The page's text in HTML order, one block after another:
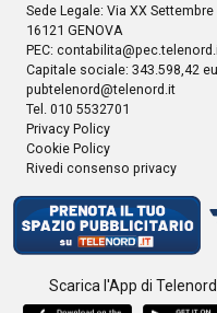
Sede Legale: Via XX
16121 GENOVA
PEC:
Capitale sociale: 343.598,42
pubtelenord@telenord.it
Tel. 010 5532701
Privacy Policy
Cookie Policy
Rivedi consenso privacy
Scarica l'App di Telenord